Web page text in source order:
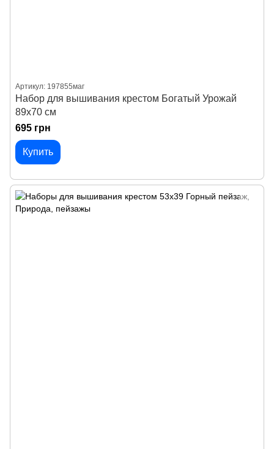
Артикул: 197855маг
Набор для вышивания крестом Богатый Урожай
89х70 см
695 грн
Купить